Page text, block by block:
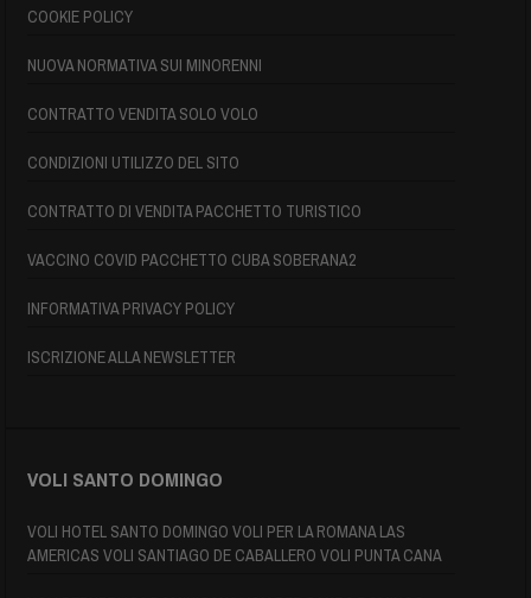
COOKIE POLICY
NUOVA NORMATIVA SUI MINORENNI
CONTRATTO VENDITA SOLO VOLO
CONDIZIONI UTILIZZO DEL SITO
CONTRATTO DI VENDITA PACCHETTO TURISTICO
VACCINO COVID PACCHETTO CUBA SOBERANA2
INFORMATIVA PRIVACY POLICY
ISCRIZIONE ALLA NEWSLETTER
VOLI SANTO DOMINGO
VOLI HOTEL SANTO DOMINGO VOLI PER LA ROMANA LAS
AMERICAS VOLI SANTIAGO DE CABALLERO VOLI PUNTA CANA